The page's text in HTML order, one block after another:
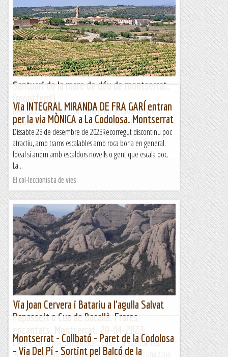
Santuari de la mare de déu de montserrat.
Descripció de la ruta; caminada curta de prop de cinc
quilòmetres, i uns cent metres de desnivell. El recorregut
s'inicia al poble de Montferri, i en mitja hora de...
Esgarrapacrestes
Via INTEGRAL MIRANDA DE FRA GARÍ entran
per la via MÒNICA a La Codolosa. Montserrat
Dissabte 23 de desembre de 2023Recorregut discontinu poc
atractiu, amb trams escalables amb roca bona en general.
Ideal si anem amb escaldors novells o gent que escala poc.
La...
El col·leccionista de vies
Via Joan Cervera i Batariu a l'agulla Salvat
Papasseit o Cua de Bacallà. Frares
Des del Gorro una panoràmica d'Ecos i Frares encantats
A l'abril, enguany ja fa força calor, decidim buscar una zona
Montserrat - Collbató - Paret de la Codolosa
- Via Del Pí - Sortint pel Balcó de la